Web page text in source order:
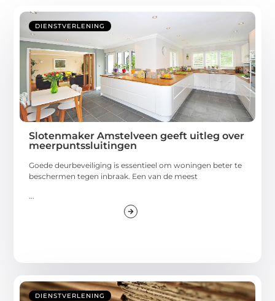
DIENSTVERLENING
Slotenmaker Amstelveen geeft uitleg over
meerpuntssluitingen
Goede deurbeveiliging is essentieel om woningen beter te
beschermen tegen inbraak. Een van de meest
...
DIENSTVERLENING